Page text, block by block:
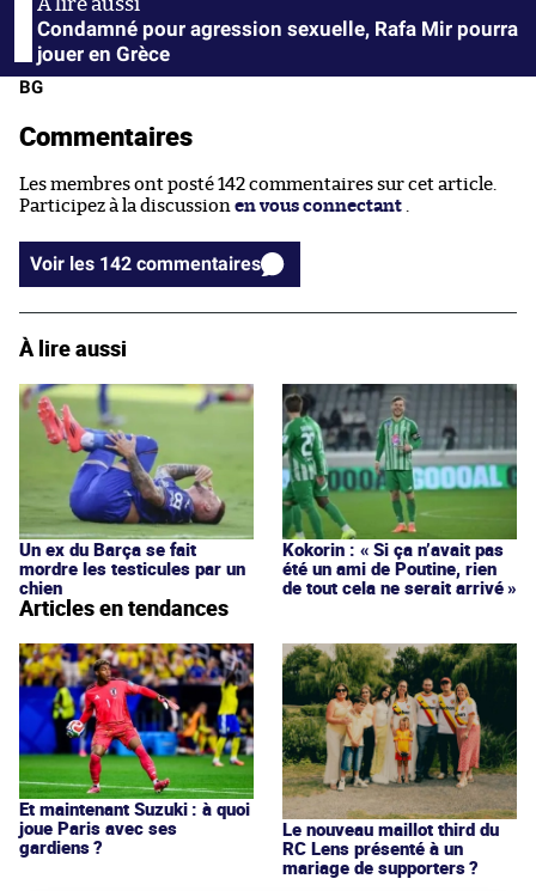
Condamné pour agression sexuelle, Rafa Mir pourra
jouer en Grèce
BG
Commentaires
Les membres ont posté 142 commentaires sur cet article.
Participez à la discussion en vous connectant
Voir les 142 commentaires
À lire aussi
Un ex du Barça se fait
mordre les testicules par un
chien
Kokorin : « Si ça n’avait pas
été un ami de Poutine, rien
de tout cela ne serait arrivé »
Articles en tendances
Et maintenant Suzuki : à quoi
joue Paris avec ses
gardiens ?
Le nouveau maillot third du
RC Lens présenté à un
mariage de supporters ?